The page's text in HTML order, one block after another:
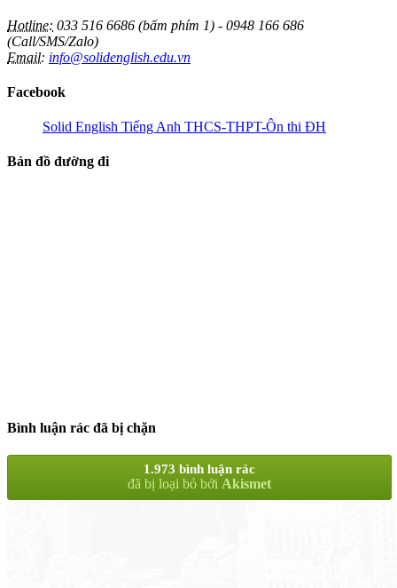
Hotline: 033 516 6686 (bấm phím 1) - 0948 166 686
(Call/SMS/Zalo)
Email: info@solidenglish.edu.vn
Facebook
Solid English Tiếng Anh THCS-THPT-Ôn thi ĐH
Bản đồ đường đi
Bình luận rác đã bị chặn
1.973 bình luận rác
đã bị loại bỏ bởi Akismet